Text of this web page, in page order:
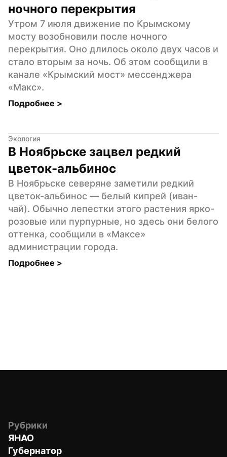
ночного перекрытия
Утром 7 июля движение по Крымскому
мосту возобновили после ночного
перекрытия. Оно длилось около двух часов и
стало вторым за ночь. Об этом сообщили в
канале «Крымский мост» мессенджера
«Макс».
Подробнее >
Экология
В Ноябрьске зацвел редкий
цветок-альбинос
В Ноябрьске северяне заметили редкий
цветок-альбинос — белый кипрей (иван-
чай). Обычно лепестки этого растения ярко-
розовые или пурпурные, но здесь они белого
оттенка, сообщили в «Максе»
администрации города.
Подробнее >
Рубрики
ЯНАО
Губернатор